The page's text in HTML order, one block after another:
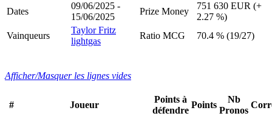
Dates
09/06/2025 -
15/06/2025
Prize Money
751 630 EUR (+
2.27 %)
Vainqueurs
Taylor Fritz
lightgas
Ratio MCG 70.4 % (19/27)
Afficher/Masquer les lignes vides
# Joueur
Points à
défendre
Points
Nb
Pronos